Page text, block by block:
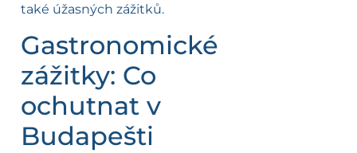
také úžasných zážitků.
Gastronomické
zážitky: Co
ochutnat v
Budapešti